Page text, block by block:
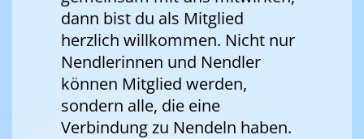
dann bist du als Mitglied
herzlich willkommen. Nicht nur
Nendlerinnen und Nendler
können Mitglied werden,
sondern alle, die eine
Verbindung zu Nendeln haben.